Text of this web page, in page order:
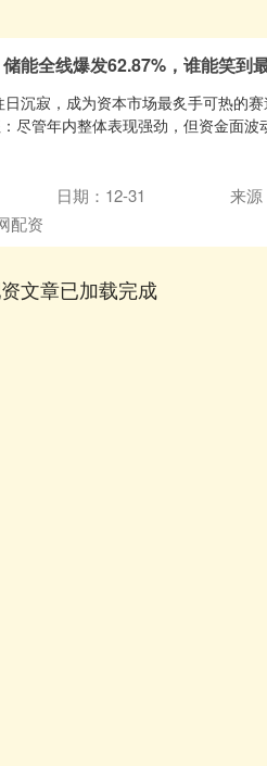
能全线爆发62.87%，谁能笑到
沉寂，成为资本市场最炙手可热的
尽管年内整体表现强劲，但资金面波
日期：12-31
来源
配资
文章已加载完成